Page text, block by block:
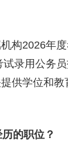
2026年度
录用公务
供学位和
的职位？